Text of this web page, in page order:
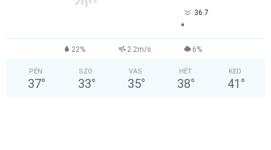
36.7
°
22% 2.2m/s 6%
PÉN
37°
SZO
33°
VAS
35°
HÉT
38°
KED
41 °